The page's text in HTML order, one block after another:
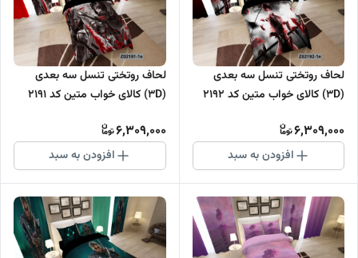
لحاف روتختی تنسل سه بعدی
(3D) کالای خواب متین کد 2192
6,309,000
افزودن به سبد
لحاف روتختی تنسل سه بعدی
(3D) کالای خواب متین کد 2191
6,309,000
افزودن به سبد